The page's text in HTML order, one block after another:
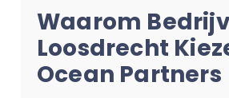
Waarom
Loosdrecht
Ocean Partners